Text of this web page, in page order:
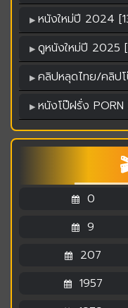
หนังใหม่ปี 2024
ดูหนังใหม่ปี 2025
คลิปหลุดไทย/คลิป
หนังโป๊ฝรั่ง
0
9
207
1957